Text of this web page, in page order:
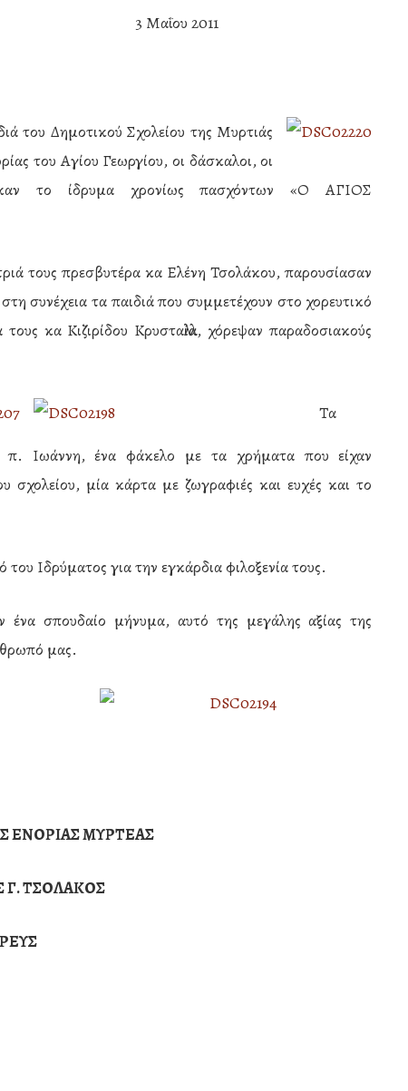
3 Μαΐου 2011
του Δημοτικού Σχολείου της Μυρτιάς
του Αγίου Γεωργίου, οι δάσκαλοι, οι
το ίδρυμα χρονίως πασχόντων «Ο ΑΓΙΟΣ
τους πρεσβυτέρα κα Ελένη Τσολάκου, παρουσίασαν
συνέχεια τα παιδιά που συμμετέχουν στο χορευτικό
κα Κιζιρίδου Κρυσταλλία, χόρεψαν παραδοσιακούς
Τα
π. Ιωάννη, ένα φάκελο με τα χρήματα που είχαν
μία κάρτα με ζωγραφιές και ευχές και το
Ιδρύματος για την εγκάρδια φιλοξενία τους.
σπουδαίο μήνυμα, αυτό της μεγάλης αξίας της
μας.
ΕΝΟΡΙΑΣ ΜΥΡΤΕΑΣ
Γ. ΤΣΟΛΑΚΟΣ